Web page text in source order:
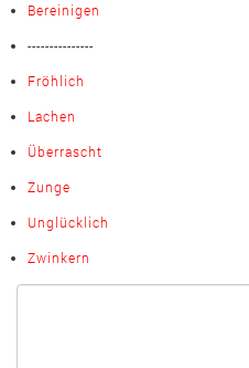
Bereinigen
---------------
Fröhlich
Lachen
Überrascht
Zunge
Unglücklich
Zwinkern